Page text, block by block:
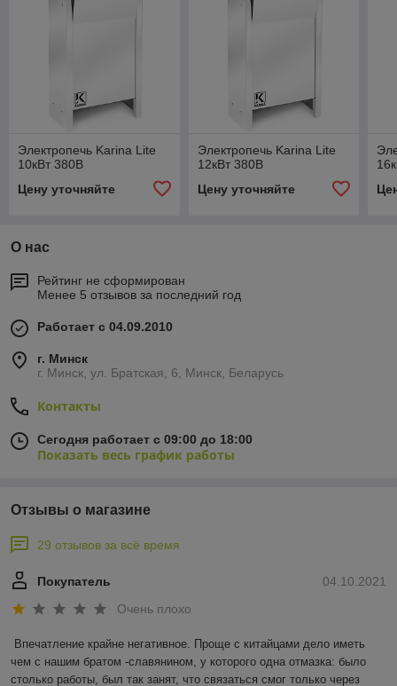
Электропечь Karina Lite
10кВт 380В
Цену уточняйте
Электропечь Karina Lite
12кВт 380В
Цену уточняйте
О нас
Рейтинг не сформирован
Менее 5 отзывов за последний год
Работает с 04.09.2010
г. Минск
г. Минск, ул. Братская, 6, Минск, Беларусь
Контакты
Сегодня работает с 09:00 до 18:00
Показать весь график работы
Отзывы о магазине
29 отзывов за всё время
04.10.2021
Покупатель
Очень плохо
Впечатление крайне негативное. Проще с китайцами дело иметь
чем с нашим братом -славянином, у которого одна отмазка: было
столько работы, был так занят, что связаться смог только через